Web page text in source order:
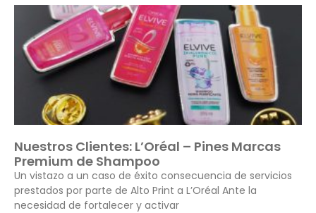
Nuestros Clientes: L’Oréal – Pines Marcas
Premium de Shampoo
Un vistazo a un caso de éxito consecuencia de servicios
prestados por parte de Alto Print a L’Oréal Ante la
necesidad de fortalecer y activar